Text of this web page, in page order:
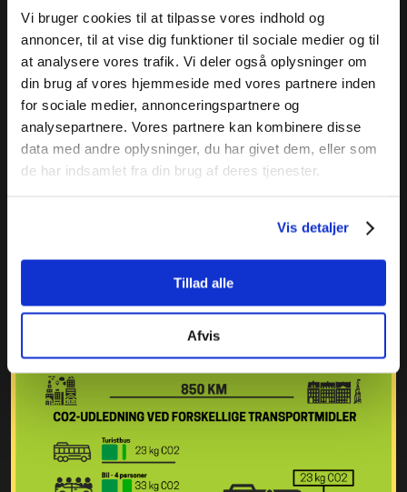
Vi bruger cookies til at tilpasse vores indhold og
annoncer, til at vise dig funktioner til sociale medier og til
at analysere vores trafik. Vi deler også oplysninger om
din brug af vores hjemmeside med vores partnere inden
for sociale medier, annonceringspartnere og
analysepartnere. Vores partnere kan kombinere disse
data med andre oplysninger, du har givet dem, eller som
de har indsamlet fra din brug af deres tjenester.
Vis detaljer
Tillad alle
Afvis